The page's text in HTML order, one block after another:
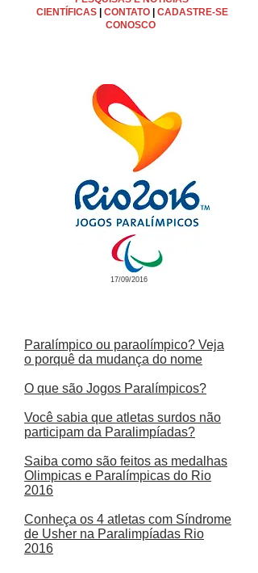
CIENTÍFICAS
CONTATO
CADASTRE-SE
CONOSCO
17/09/2016
Paralímpico ou paraolímpico? Veja
o porquê da mudança do nome
O que são Jogos Paralímpicos?
Você sabia que atletas surdos não
participam da Paralimpíadas?
Saiba como são feitos as medalhas
Olimpicas e Paralímpicas do Rio
2016
Conheça os 4 atletas com Síndrome
de Usher na Paralimpíadas Rio
2016